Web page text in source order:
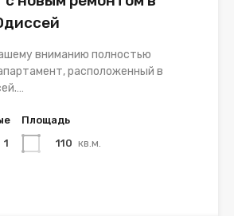
вниманию полностью
расположенный в
1
Площадь
110 кв.м.